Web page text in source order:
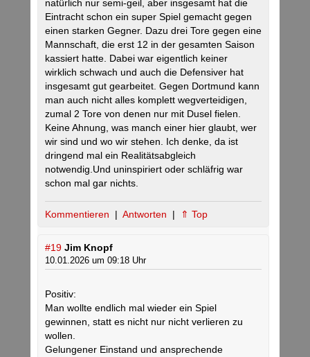
natürlich nur semi-geil, aber insgesamt hat die
Eintracht schon ein super Spiel gemacht gegen
einen starken Gegner. Dazu drei Tore gegen eine
Mannschaft, die erst 12 in der gesamten Saison
kassiert hatte. Dabei war eigentlich keiner
wirklich schwach und auch die Defensiver hat
insgesamt gut gearbeitet. Gegen Dortmund kann
man auch nicht alles komplett wegverteidigen,
zumal 2 Tore von denen nur mit Dusel fielen.
Keine Ahnung, was manch einer hier glaubt, wer
wir sind und wo wir stehen. Ich denke, da ist
dringend mal ein Realitätsabgleich
notwendig.Und uninspiriert oder schläfrig war
schon mal gar nichts.
Kommentieren | Antworten | ⇑ Top
#19 Jim Knopf
10.01.2026 um 09:18 Uhr
Positiv:
Man wollte endlich mal wieder ein Spiel
gewinnen, statt es nicht nur nicht verlieren zu
wollen.
Gelungener Einstand und ansprechende